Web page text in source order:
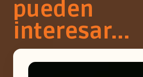
pueden
interesar...